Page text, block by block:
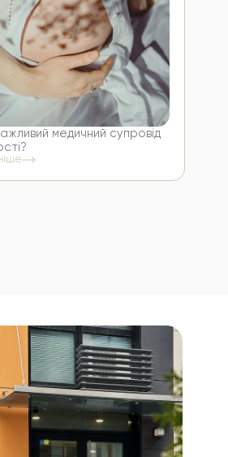
медичний супровід